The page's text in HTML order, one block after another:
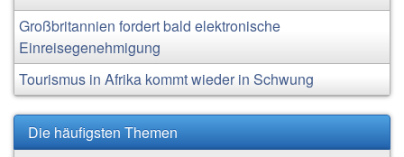
Großbritannien fordert bald elektronische
Einreisegenehmigung
Tourismus in Afrika kommt wieder in Schwung
Die häufigsten Themen